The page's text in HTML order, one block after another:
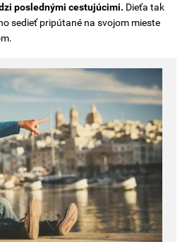
poslednými cestujúcimi. Dieťa tak
sedieť pripútané na svojom mieste